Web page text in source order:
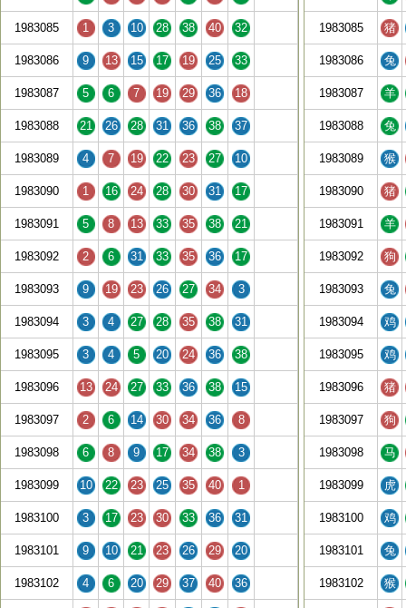
1983085 1 3 10 28 38 40 32
1983086 9 13 15 17 19 25 33
1983087 5 6 7 19 29 36 18
1983088 21 26 28 31 36 38 37
1983089 4 7 19 22 23 27 10
1983090 1 16 24 28 30 31 17
1983091 5 8 13 33 35 38 21
1983092 2 6 31 33 35 36 17
1983093 9 19 23 26 27 34 3
1983094 3 4 27 28 35 38 31
1983095 3 4 5 20 24 36 38
1983096 13 24 27 33 36 38 15
1983097 2 6 14 30 34 36 8
1983098 6 8 9 17 34 38 3
1983099 10 22 23 25 35 40 1
1983100 3 17 23 30 33 36 31
1983101 9 10 21 23 26 29 20
1983102 4 6 20 29 37 40 36
1983085 猪
1983086 兔
1983087 羊
1983088 兔
1983089 猴
1983090 猪
1983091 羊
1983092 狗
1983093 兔
1983094 鸡
1983095 鸡
1983096 猪
1983097 狗
1983098 马
1983099 虎
1983100 鸡
1983101 兔
1983102 猴